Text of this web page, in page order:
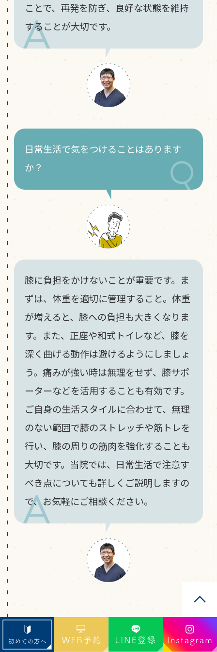
ことで、再発を防ぎ、良好な状態を維持
することが大切です。
日常生活で気をつけることはあります
か？
膝に負担をかけないことが重要です。ま
ずは、体重を適切に管理すること。体重
が増えると、膝への負担も大きくなりま
す。また、正座や和式トイレなど、膝を
深く曲げる動作は避けるようにしましょ
う。痛みが強い時は無理をせず、膝サポ
ーターなどを活用することも有効です。
ご自身の生活スタイルに合わせて、無理
のない範囲で膝のストレッチや筋トレを
行い、膝の周りの筋肉を強化することも
大切です。当院では、日常生活で注意す
べき点についても詳しくご説明しますの
で、お気軽にご相談ください。